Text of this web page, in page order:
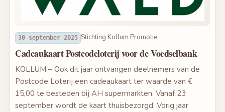
30 september 2025 Stichting Kollum Promotie
Cadeaukaart Postcodeloterij voor de Voedselbank
KOLLUM – Ook dit jaar ontvangen deelnemers van de
Postcode Loterij een cadeaukaart ter waarde van €
15,00 te besteden bij AH supermarkten. Vanaf 23
september wordt de kaart thuisbezorgd. Vorig jaar